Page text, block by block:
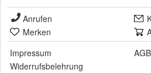
Anrufen
Merken
Impressum
AGB
Widerrufsbelehrung